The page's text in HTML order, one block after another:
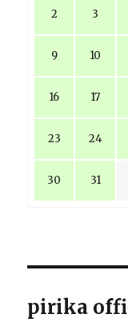
2 3
9 10
16 17
23 24
30 31
pirika